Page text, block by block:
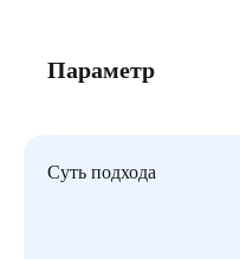
Параметр
Суть подхода